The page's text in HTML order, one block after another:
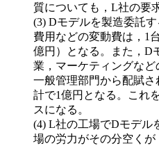
質についても，L社の要
Dモデルを製造委託
費用などの変動費は，1
億円）となる。また，D
業，マーケティングな
一般管理部門から配賦
計で1億円となる。これ
スになる。
L社の工場でDモデル
場の労力がその分空く